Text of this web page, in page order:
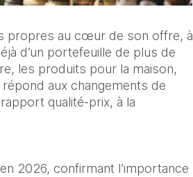
propres au cœur de son offre, à
d’un portefeuille de plus de
les produits pour la maison,
aux changements de
qualité-prix, à la
2026, confirmant l’importance